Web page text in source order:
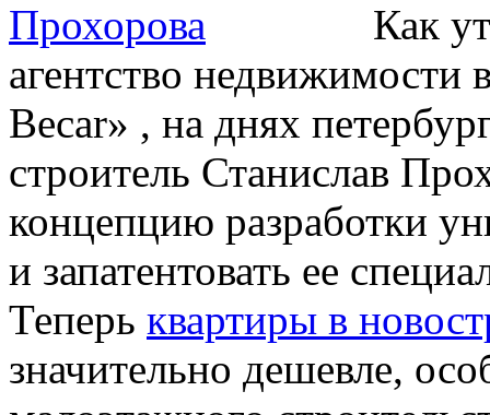
Как
агентство
Becar» , на днях
строитель Станислав
концепцию разработки
и запатентовать ее
Теперь квартиры в
значительно дешевле,